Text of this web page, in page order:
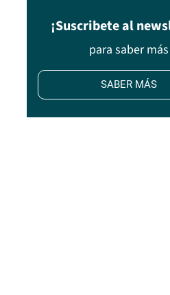
¡Suscribete al
para saber más
SABER MÁS